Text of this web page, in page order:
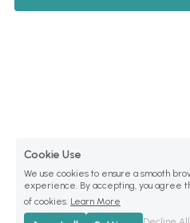
Cookie Use
We use cookies to ensure a smooth
experience. By accepting, you agree
of cookies. Learn More